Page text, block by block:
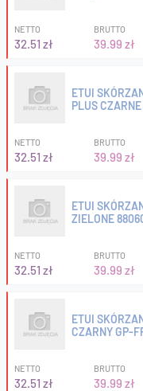
NETTO
32.51 zł
BRUTTO
39.99 zł
ETUI
PLUS
NETTO
32.51 zł
BRUTTO
39.99 zł
ETUI
ZIELONE
NETTO
32.51 zł
BRUTTO
39.99 zł
ETUI
CZARNY GP-
NETTO
32.51 zł
BRUTTO
39.99 zł